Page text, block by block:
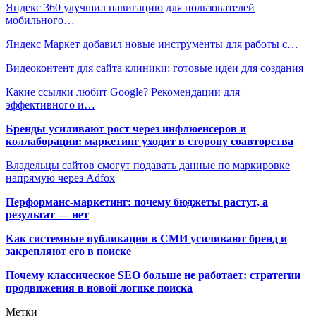
Яндекс 360 улучшил навигацию для пользователей
мобильного…
Яндекс Маркет добавил новые инструменты для работы с…
Видеоконтент для сайта клиники: готовые идеи для создания
Какие ссылки любит Google? Рекомендации для
эффективного и…
Бренды усиливают рост через инфлюенсеров и
коллаборации: маркетинг уходит в сторону соавторства
Владельцы сайтов смогут подавать данные по маркировке
напрямую через Adfox
Перформанс-маркетинг: почему бюджеты растут, а
результат — нет
Как системные публикации в СМИ усиливают бренд и
закрепляют его в поиске
Почему классическое SEO больше не работает: стратегии
продвижения в новой логике поиска
Метки